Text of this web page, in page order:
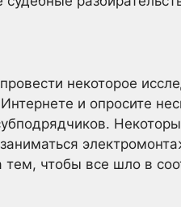
некоторое
и опросите
чтобы все шло в